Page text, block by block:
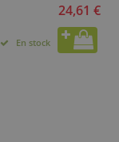
24,61 €
En stock